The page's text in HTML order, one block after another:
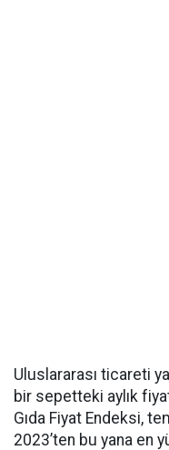
Uluslararası ticareti
bir sepetteki aylık
Gıda Fiyat Endeksi,
2023’ten bu yana en